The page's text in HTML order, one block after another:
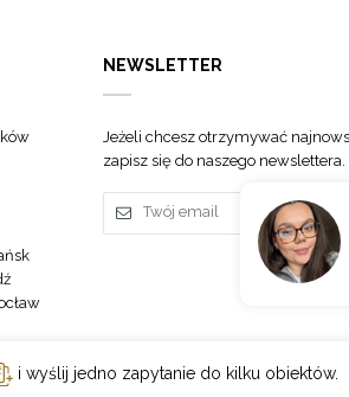
NEWSLETTER
Jeżeli chcesz otrzymywać
zapisz się do naszego newslettera.
i wyślij jedno zapytanie do kilku obiektów.